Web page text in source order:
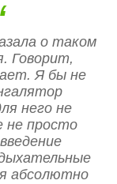
о таком
Говорит,
Я бы не
него не
не просто
абсолютно